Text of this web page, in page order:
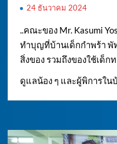
24 ธันวาคม 2024
..คณะของ Mr. Kasumi
ทำบุญที่บ้านเด็กกำพร้า พั
สิ่งของ รวมถึงของใช้เด็
ดูแลน้อง ๆ และผู้พิการใน